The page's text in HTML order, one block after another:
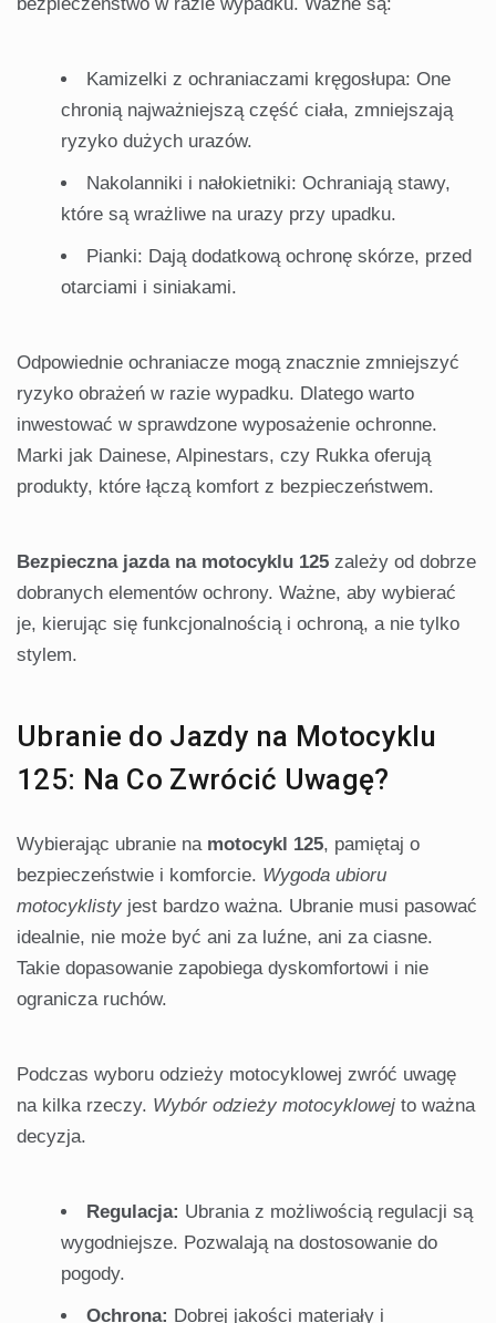
Kamizelki z ochraniaczami kręgosłupa: One
chronią najważniejszą część ciała, zmniejszają
ryzyko dużych urazów.
Nakolanniki i nałokietniki: Ochraniają stawy,
które są wrażliwe na urazy przy upadku.
Pianki: Dają dodatkową ochronę skórze, przed
otarciami i siniakami.
Odpowiednie ochraniacze mogą znacznie zmniejszyć
ryzyko obrażeń w razie wypadku. Dlatego warto
inwestować w sprawdzone wyposażenie ochronne.
Marki jak Dainese, Alpinestars, czy Rukka oferują
produkty, które łączą komfort z bezpieczeństwem.
Bezpieczna jazda na motocyklu 125 zależy od dobrze
dobranych elementów ochrony. Ważne, aby wybierać
je, kierując się funkcjonalnością i ochroną, a nie tylko
stylem.
Ubranie do Jazdy na Motocyklu
125: Na Co Zwrócić Uwagę?
Wybierając ubranie na motocykl 125, pamiętaj o
bezpieczeństwie i komforcie. Wygoda ubioru
motocyklisty jest bardzo ważna. Ubranie musi pasować
idealnie, nie może być ani za luźne, ani za ciasne.
Takie dopasowanie zapobiega dyskomfortowi i nie
ogranicza ruchów.
Podczas wyboru odzieży motocyklowej zwróć uwagę
na kilka rzeczy. Wybór odzieży motocyklowej to ważna
decyzja.
Regulacja: Ubrania z możliwością regulacji są
wygodniejsze. Pozwalają na dostosowanie do
pogody.
Ochrona: Dobrej jakości materiały i